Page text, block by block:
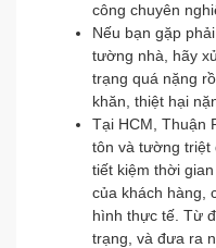
công chuyên
Nếu bạn gặp
tường nhà, hãy
trạng quá nặng
khăn, thiệt hại
Tại HCM, Thuận
tôn và tường triệt
tiết kiệm thời
của khách hàng,
hình thực tế. Từ
trạng, và đưa ra